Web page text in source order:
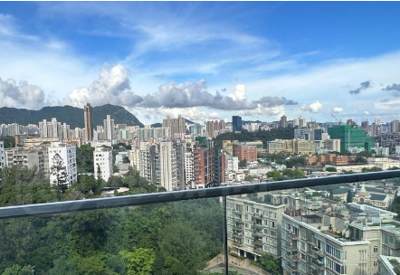
主頁 豪宅 租/售 豪宅成交
售盤 類別 面積
黃金置頂